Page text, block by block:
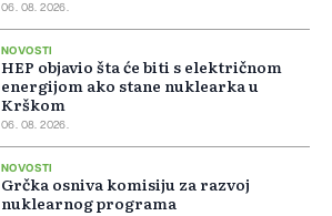
06. 08. 2026.
NOVOSTI
HEP objavio šta će biti s električnom
energijom ako stane nuklearka u
Krškom
06. 08. 2026.
NOVOSTI
Grčka osniva komisiju za razvoj
nuklearnog programa